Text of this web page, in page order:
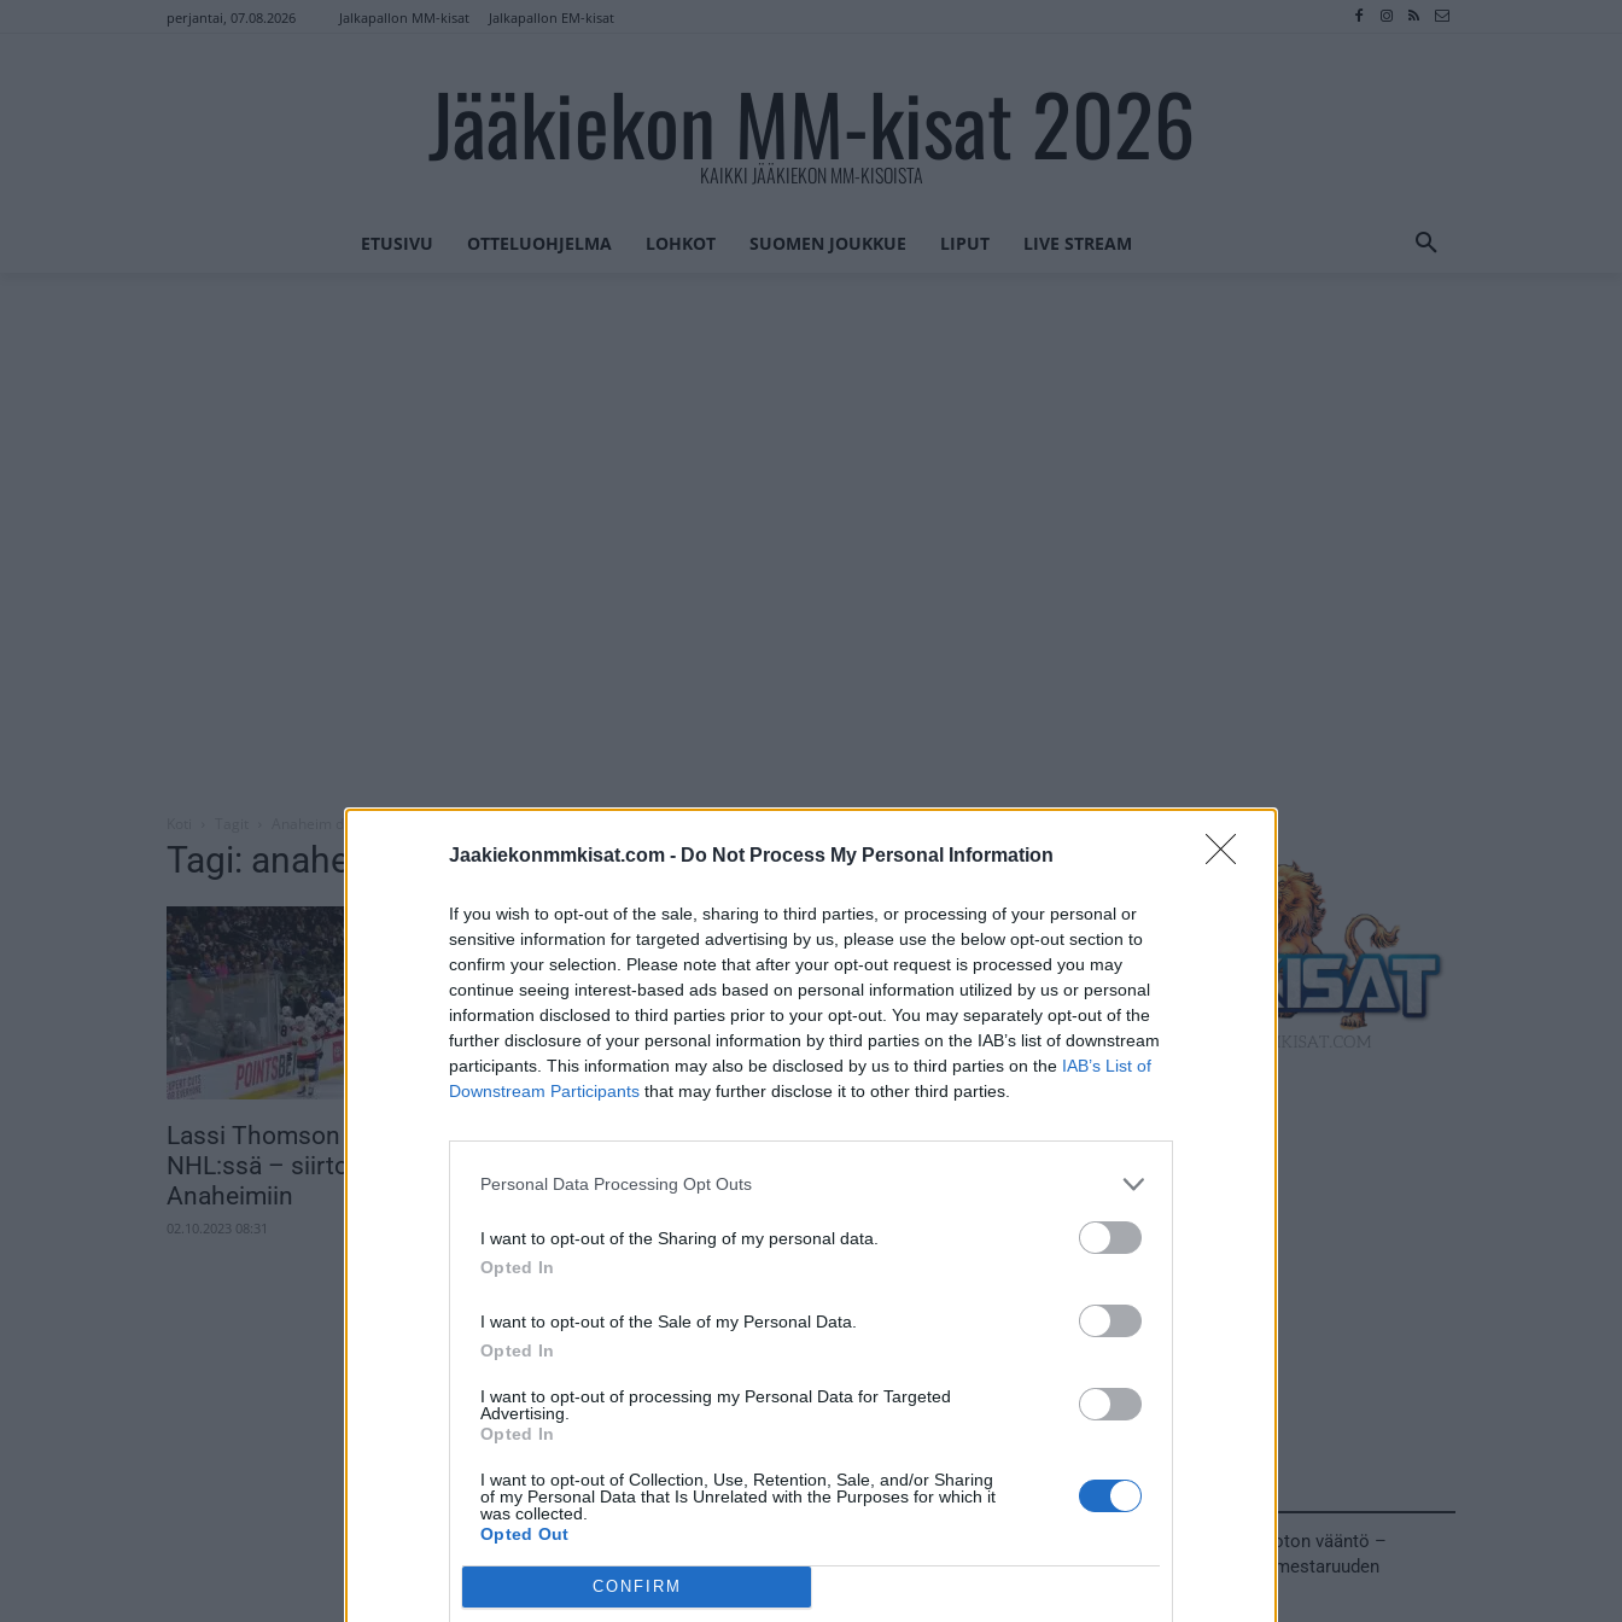
Jaakiekonmmkisat.com - Do Not Process My Personal Information
If you wish to opt-out of the sale, sharing to third parties, or processing of your personal or
sensitive information for targeted advertising by us, please use the below opt-out section to
confirm your selection. Please note that after your opt-out request is processed you may
continue seeing interest-based ads based on personal information utilized by us or personal
information disclosed to third parties prior to your opt-out. You may separately opt-out of the
further disclosure of your personal information by third parties on the IAB’s list of downstream
participants. This information may also be disclosed by us to third parties on the IAB’s List of
Downstream Participants that may further disclose it to other third parties.
Personal Data Processing Opt Outs
I want to opt-out of the Sharing of my personal data.
Opted In
I want to opt-out of the Sale of my Personal Data.
Opted In
I want to opt-out of processing my Personal Data for Targeted
Advertising.
Opted In
I want to opt-out of Collection, Use, Retention, Sale, and/or Sharing
of my Personal Data that Is Unrelated with the Purposes for which it
was collected.
Opted Out
CONFIRM
perjantai, 07.08.2026 Jalkapallon MM-kisat Jalkapallon EM-kisat
Jääkiekon MM-kisat 2026
KAIKKI JÄÄKIEKON MM-KISOISTA
ETUSIVU OTTELUOHJELMA LOHKOT SUOMEN JOUKKUE LIPUT LIVE STREAM
Tagi: anaheim ducks
Lassi Thomson vaihtaa seuraa
NHL:ssä – siirtolistan kautta
Anaheimiin
02.10.2023 08:31
Tuoreimmat uutiset
MM-kullasta käytiin armoton vääntö –
Leijonat voitti maailmanmestaruuden